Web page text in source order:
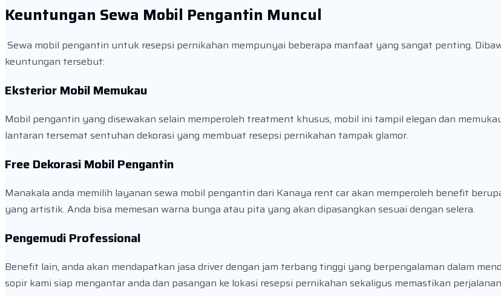
Keuntungan Sewa Mobil Pengantin Muncul
Sewa mobil pengantin untuk resepsi pernikahan mempunyai beberapa manfaat yang sangat penting.
keuntungan tersebut:
Eksterior Mobil Memukau
Mobil pengantin yang disewakan selain memperoleh treatment khusus, mobil ini tampil elegan dan
lantaran tersemat sentuhan dekorasi yang membuat resepsi pernikahan tampak glamor.
Free Dekorasi Mobil Pengantin
Manakala anda memilih layanan sewa mobil pengantin dari Kanaya rent car akan memperoleh benefit
yang artistik. Anda bisa memesan warna bunga atau pita yang akan dipasangkan sesuai dengan selera.
Pengemudi Professional
Benefit lain, anda akan mendapatkan jasa driver dengan jam terbang tinggi yang berpengalaman dalam
sopir kami siap mengantar anda dan pasangan ke lokasi resepsi pernikahan sekaligus memastikan